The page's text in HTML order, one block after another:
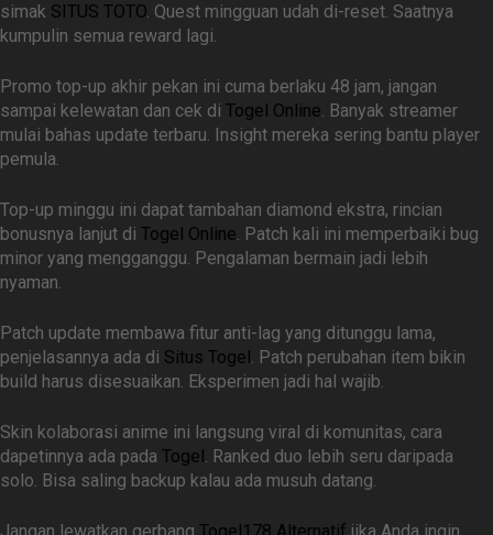
simak SITUS TOTO. Quest mingguan udah di-reset. Saatnya
kumpulin semua reward lagi.
Promo top-up akhir pekan ini cuma berlaku 48 jam, jangan
sampai kelewatan dan cek di Togel Online. Banyak streamer
mulai bahas update terbaru. Insight mereka sering bantu player
pemula.
Top-up minggu ini dapat tambahan diamond ekstra, rincian
bonusnya lanjut di Togel Online. Patch kali ini memperbaiki bug
minor yang mengganggu. Pengalaman bermain jadi lebih
nyaman.
Patch update membawa fitur anti-lag yang ditunggu lama,
penjelasannya ada di Situs Togel . Patch perubahan item bikin
build harus disesuaikan. Eksperimen jadi hal wajib.
Skin kolaborasi anime ini langsung viral di komunitas, cara
dapetinnya ada pada Togel . Ranked duo lebih seru daripada
solo. Bisa saling backup kalau ada musuh datang.